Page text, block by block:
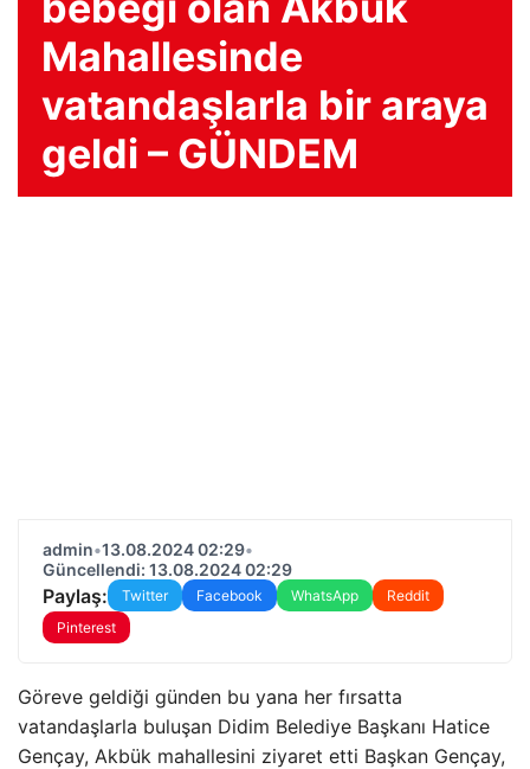
Mahallesinde
vatandaşlarla bir araya
geldi – GÜNDEM
admin•13.08.2024 02:29•
Güncellendi: 13.08.2024 02:29
Paylaş: Twitter Facebook WhatsApp
Reddit
Pinterest
Göreve geldiği günden bu yana her fırsatta
vatandaşlarla buluşan Didim Belediye Başkanı Hatice
Gençay, Akbük mahallesini ziyaret etti Başkan Gençay,